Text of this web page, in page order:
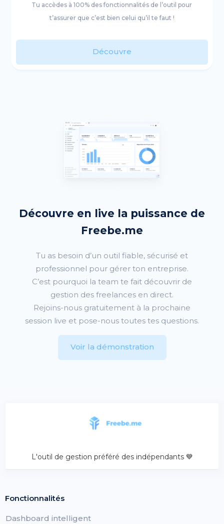
Tu accèdes à 100% des fonctionnalités de l’outil pour
t’assurer que c’est bien celui qu’il te faut !
Découvre
Découvre en live la puissance de
Freebe.me
Tu as besoin d’un outil fiable, sécurisé et
professionnel pour gérer ton entreprise.
C’est pourquoi la team te fait découvrir de
gestion des freelances en direct.
Rejoins-nous gratuitement à la prochaine
session live et pose-nous toutes tes questions.
Voir la démonstration
L'outil de gestion préféré des indépendants 💙
Fonctionnalités
Dashboard intelligent